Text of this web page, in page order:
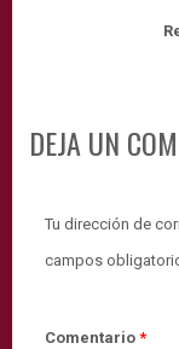
DEJA UN
Tu dirección de
campos
Comentario *